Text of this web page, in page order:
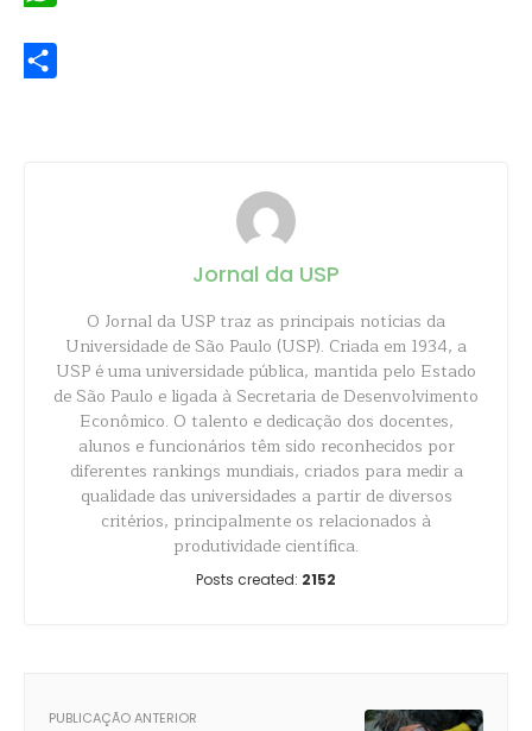
Jornal da USP
O Jornal da USP traz as principais notícias da
Universidade de São Paulo (USP). Criada em 1934, a
USP é uma universidade pública, mantida pelo Estado
de São Paulo e ligada à Secretaria de Desenvolvimento
Econômico. O talento e dedicação dos docentes,
alunos e funcionários têm sido reconhecidos por
diferentes rankings mundiais, criados para medir a
qualidade das universidades a partir de diversos
critérios, principalmente os relacionados à
produtividade científica.
Posts created: 2152
PUBLICAÇÃO ANTERIOR